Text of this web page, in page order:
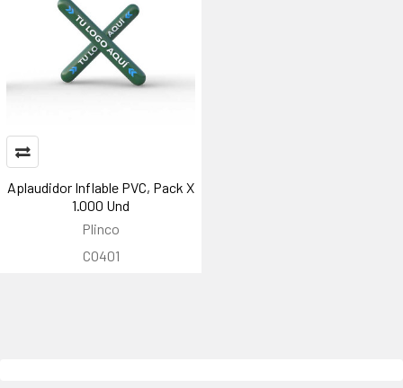
Aplaudidor Inflable PVC, Pack X
1.000 Und
Plinco
CO401